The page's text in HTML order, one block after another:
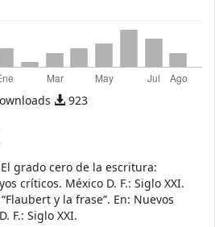
923
grado cero de la escritura:
críticos. México D. F.: Siglo XXI.
y la frase”. En: Nuevos
F.: Siglo XXI.